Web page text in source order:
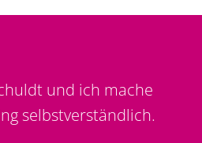
und ich mache
selbstverständlich.